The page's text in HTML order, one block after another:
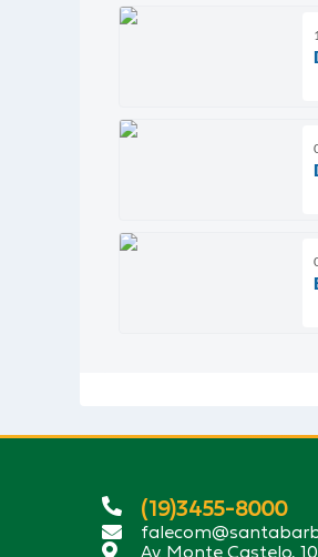
(19)3455-8000
Av. Monte Castelo,